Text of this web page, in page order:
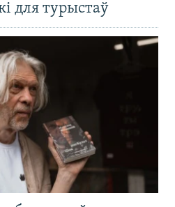
для турыстаў